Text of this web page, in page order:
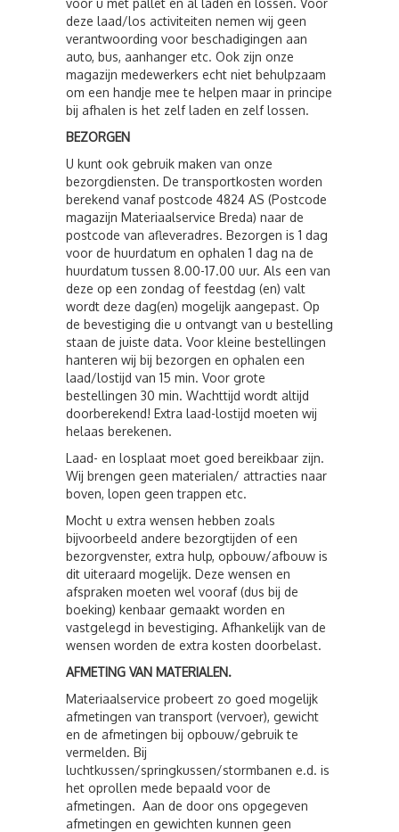
voor u met pallet en al laden en lossen. Voor
deze laad/los activiteiten nemen wij geen
verantwoording voor beschadigingen aan
auto, bus, aanhanger etc. Ook zijn onze
magazijn medewerkers echt niet behulpzaam
om een handje mee te helpen maar in principe
bij afhalen is het zelf laden en zelf lossen.
BEZORGEN
U kunt ook gebruik maken van onze
bezorgdiensten. De transportkosten worden
berekend vanaf postcode 4824 AS (Postcode
magazijn Materiaalservice Breda) naar de
postcode van afleveradres. Bezorgen is 1 dag
voor de huurdatum en ophalen 1 dag na de
huurdatum tussen 8.00-17.00 uur. Als een van
deze op een zondag of feestdag (en) valt
wordt deze dag(en) mogelijk aangepast. Op
de bevestiging die u ontvangt van u bestelling
staan de juiste data. Voor kleine bestellingen
hanteren wij bij bezorgen en ophalen een
laad/lostijd van 15 min. Voor grote
bestellingen 30 min. Wachttijd wordt altijd
doorberekend! Extra laad-lostijd moeten wij
helaas berekenen.
Laad- en losplaat moet goed bereikbaar zijn.
Wij brengen geen materialen/ attracties naar
boven, lopen geen trappen etc.
Mocht u extra wensen hebben zoals
bijvoorbeeld andere bezorgtijden of een
bezorgvenster, extra hulp, opbouw/afbouw is
dit uiteraard mogelijk. Deze wensen en
afspraken moeten wel vooraf (dus bij de
boeking) kenbaar gemaakt worden en
vastgelegd in bevestiging. Afhankelijk van de
wensen worden de extra kosten doorbelast.
AFMETING VAN MATERIALEN.
Materiaalservice probeert zo goed mogelijk
afmetingen van transport (vervoer), gewicht
en de afmetingen bij opbouw/gebruik te
vermelden. Bij
luchtkussen/springkussen/stormbanen e.d. is
het oprollen mede bepaald voor de
afmetingen. Aan de door ons opgegeven
afmetingen en gewichten kunnen geen